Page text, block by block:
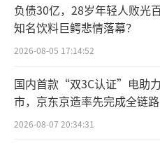
散户很难再回来。“
间商没有钱了，很难
结构中，年出栏量1万
对稳定，占据市场六
否能长期保持在每公
谨慎乐观态度。相对
负债30亿，28岁年轻人败光
知名饮料巨鳄悲情落幕？
2026-08-05 17:14:52
国内首款“双3C认证”电助
市，京东京造率先完成全链
2026-08-07 20:34:31